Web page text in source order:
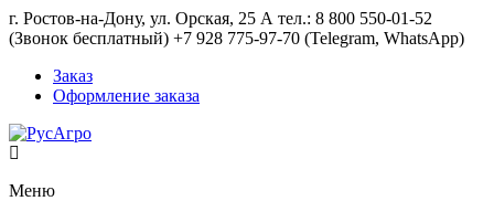
г. Ростов-на-Дону, ул. Орская, 25 А тел.: 8 800 550-01-52
(Звонок бесплатный) +7 928 775-97-70 (Telegram, WhatsApp)
Заказ
Оформление заказа
Меню